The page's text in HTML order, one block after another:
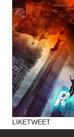
LIKETWEET